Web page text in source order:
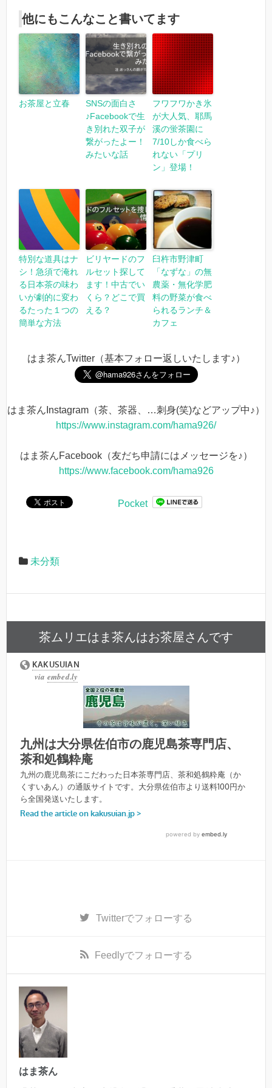
他にもこんなこと書いてます
お茶屋と立春
SNSの面白さ
♪Facebookで生
き別れた双子が
繋がったよー！
みたいな話
フワフワかき氷
が大人気、耶馬
溪の蛍茶園に
7/10しか食べら
れない「プリ
ン」登場！
特別な道具はナ
シ！急須で淹れ
る日本茶の味わ
いが劇的に変わ
るたった１つの
簡単な方法
ビリヤードのフ
ルセット探して
ます！中古でい
くら？どこで買
える？
臼杵市野津町
「なずな」の無
農薬・無化学肥
料の野菜が食べ
られるランチ＆
カフェ
はま茶んTwitter（基本フォロー返しいたします♪）
はま茶んInstagram（茶、茶器、…刺身(笑)などアップ中♪）
https://www.instagram.com/hama926/
はま茶んFacebook（友だち申請にはメッセージを♪）
https://www.facebook.com/hama926
Pocket
未分類
茶ムリエはま茶んはお茶屋さんです
Twitterでフォローする
Feedlyでフォローする
はま茶ん